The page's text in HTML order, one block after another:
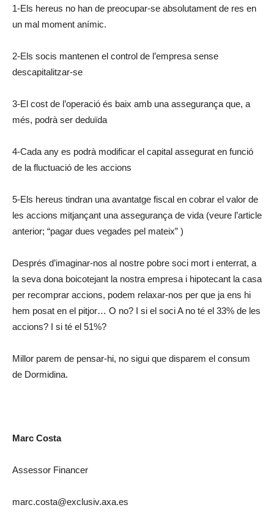
1-Els hereus no han de preocupar-se absolutament de res en
un mal moment anímic.
2-Els socis mantenen el control de l’empresa sense
descapitalitzar-se
3-El cost de l’operació és baix amb una assegurança que, a
més, podrà ser deduïda
4-Cada any es podrà modificar el capital assegurat en funció
de la fluctuació de les accions
5-Els hereus tindran una avantatge fiscal en cobrar el valor de
les accions mitjançant una assegurança de vida (veure l’article
anterior; “pagar dues vegades pel mateix” )
Després d’imaginar-nos al nostre pobre soci mort i enterrat, a
la seva dona boicotejant la nostra empresa i hipotecant la casa
per recomprar accions, podem relaxar-nos per que ja ens hi
hem posat en el pitjor… O no? I si el soci A no té el 33% de les
accions? I si té el 51%?
Millor parem de pensar-hi, no sigui que disparem el consum
de Dormidina.
Marc Costa
Assessor Financer
marc.costa@exclusiv.axa.es